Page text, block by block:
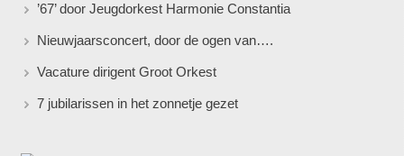
’67’ door Jeugdorkest Harmonie Constantia
Nieuwjaarsconcert, door de ogen van….
Vacature dirigent Groot Orkest
7 jubilarissen in het zonnetje gezet